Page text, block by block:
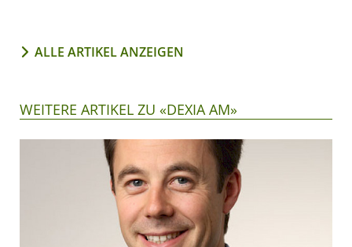
ALLE ARTIKEL ANZEIGEN
WEITERE ARTIKEL ZU «DEXIA AM»